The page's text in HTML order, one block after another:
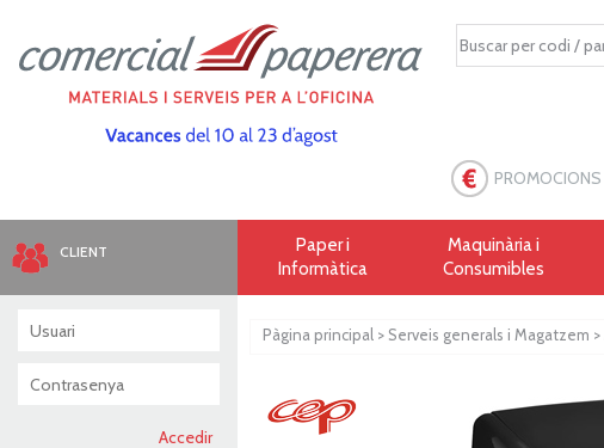
PROMOCIONS
Paper i
Informàtica
Maquinària i
Consumibles
Pàgina principal > Serveis generals i Magatzem >
CLIENT